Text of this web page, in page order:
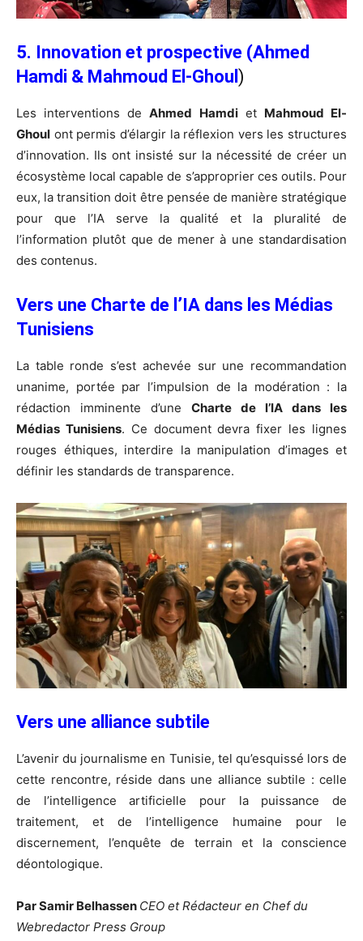
5. Innovation et prospective (Ahmed
Hamdi & Mahmoud El-Ghoul )
Les interventions deAhmed Hamdiet Mahmoud El-
Ghoul ont permis d’élargir la réflexion vers les structures
d’innovation. Ils ont insisté sur la nécessité de créer un
écosystème local capable de s’approprier ces outils. Pour
eux, la transition doit être pensée de manière stratégique
pour que l’IA serve la qualité et la pluralité de
l’information plutôt que de mener à une standardisation
des contenus.
Vers une Charte de l’IA dans les Médias
Tunisiens
La table ronde s’est achevée sur une recommandation
unanime, portée par l’impulsion de la modération : la
rédaction imminente d’une Charte de l’IA dans les
Médias Tunisiens. Ce document devra fixer les lignes
rouges éthiques, interdire la manipulation d’images et
définir les standards de transparence.
Vers une alliance subtile
L’avenir du journalisme en Tunisie, tel qu’esquissé lors de
cette rencontre, réside dans une alliance subtile : celle
de l’intelligence artificielle pour la puissance de
traitement, et de l’intelligence humaine pour le
discernement, l’enquête de terrain et la conscience
déontologique.
Par Samir Belhassen CEO et Rédacteur en Chef du
Webredactor Press Group